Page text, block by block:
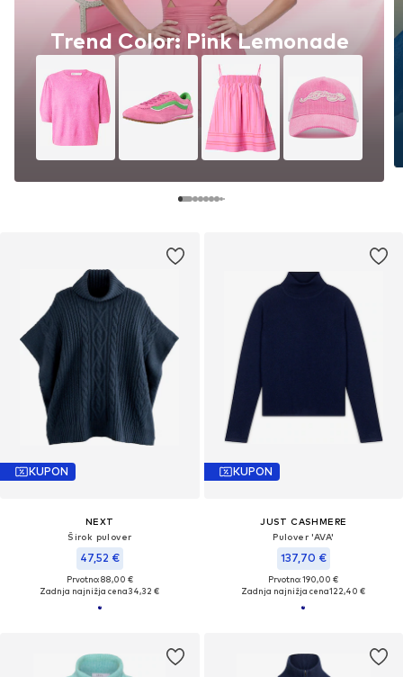
Trend Color: Pink Lemonade
KUPON
NEXT
Širok pulover
47,52 €
Prvotno: 88,00 €
Zadnja najnižja cena34,32 €
KUPON
JUST CASHMERE
Pulover 'AVA'
137,70 €
Prvotno: 190,00 €
Zadnja najnižja cena122,40 €